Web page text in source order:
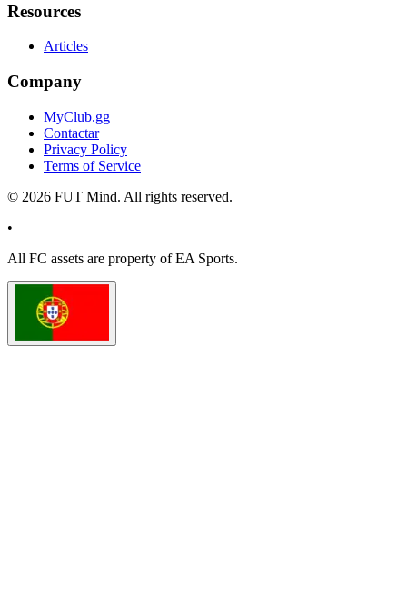
Resources
Articles
Company
MyClub.gg
Contactar
Privacy Policy
Terms of Service
© 2026 FUT Mind. All rights reserved.
•
All FC assets are property of EA Sports.